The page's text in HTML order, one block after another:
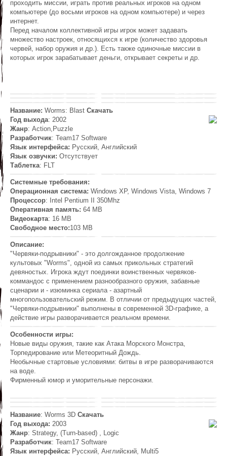
проходить миссии, играть против реальных игроков на одном
компьютере (до восьми игроков на одном компьютере) и через
интернет.
Перед началом коллективной игры игрок может задавать
множество настроек, относящихся к игре (количество здоровья
червей, набор оружия и др.). Есть также одиночные миссии в
которых игрок зарабатывает деньги, открывает секреты и др.
Название: Worms: Blast Скачать
Год выхода: 2002
Жанр: Action,Puzzle
Разработчик: Team17 Software
Язык интерфейса: Русский, Английский
Язык озвучки: Отсутствует
Таблетка: FLT
Системные требования:
Операционная система: Windows XP, Windows Vista, Windows 7
Процессор: Intel Pentium II 350Mhz
Оперативная память: 64 MB
Видеокарта: 16 MB
Свободное место:103 MB
Описание:
"Червяки-подрывники" - это долгожданное продолжение
культовых "Worms", одной из самых прикольных стратегий
девяностых. Игрока ждут поединки воинственных червяков-
коммандос с применением разнообразного оружия, забавные
сценарии и - изюминка сериала - азартный
многопользовательский режим. В отличии от предыдущих частей,
"Червяки-подрывники" выполнены в современной 3D-графике, а
действие игры разворачивается реальном времени.
Особенности игры:
Новые виды оружия, такие как Атака Морского Монстра,
Торпедирование или Метеоритный Дождь.
Необычные стартовые условиями: битвы в игре разворачиваются
на воде.
Фирменный юмор и уморительные персонажи.
Название: Worms 3D Скачать
Год выхода: 2003
Жанр: Strategy, (Turn-based) , Logic
Разработчик: Team17 Software
Язык интерфейса: Русский, Английский, Multi5